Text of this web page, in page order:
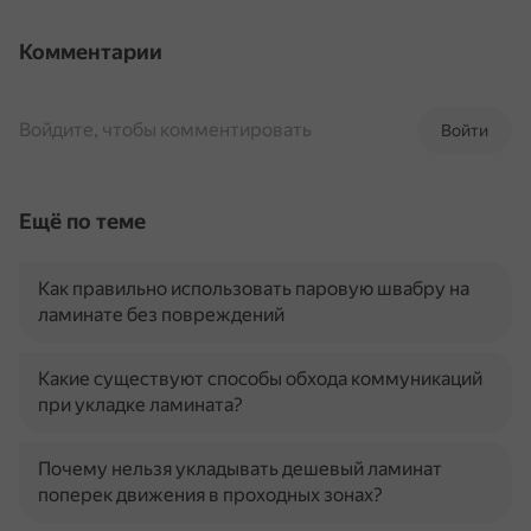
Комментарии
Войти
Войдите, чтобы комментировать
Ещё по теме
Как правильно использовать паровую швабру на
ламинате без повреждений
Какие существуют способы обхода коммуникаций
при укладке ламината?
Почему нельзя укладывать дешевый ламинат
поперек движения в проходных зонах?